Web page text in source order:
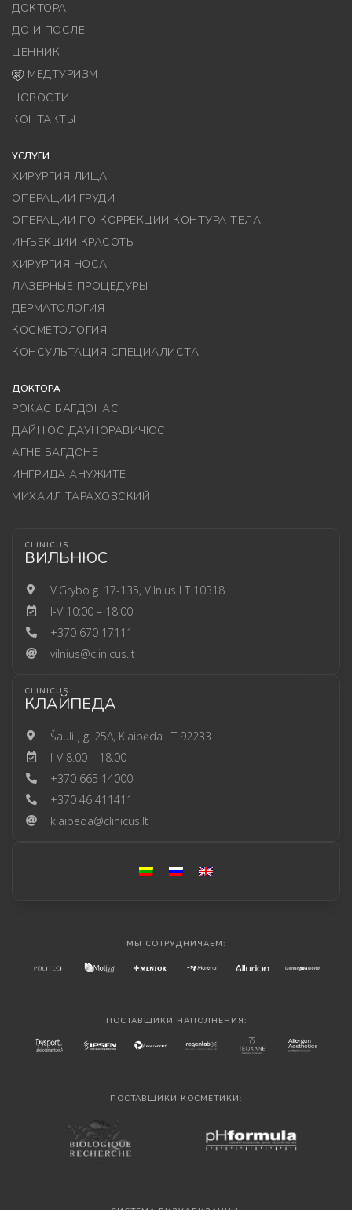
ДОКТОРА
ДО И ПОСЛЕ
ЦЕННИК
МЕДТУРИЗМ
НОВОСТИ
КОНТАКТЫ
УСЛУГИ
ХИРУРГИЯ ЛИЦА
ОПЕРАЦИИ ГРУДИ
ОПЕРАЦИИ ПО КОРРЕКЦИИ КОНТУРА ТЕЛА
ИНЪЕКЦИИ КРАСОТЫ
ХИРУРГИЯ НОСА
ЛАЗЕРНЫЕ ПРОЦЕДУРЫ
ДЕРМАТОЛОГИЯ
КОСМЕТОЛОГИЯ
КОНСУЛЬТАЦИЯ СПЕЦИАЛИСТА
ДОКТОРА
РОКАС БАГДОНАС
ДАЙНЮС ДАУНОРАВИЧЮС
АГНЕ БАГДОНЕ
ИНГРИДА АНУЖИТЕ
МИХАИЛ ТАРАХОВСКИЙ
CLINICUS
ВИЛЬНЮС
V.Grybo g. 17-135, Vilnius LT 10318
I-V 10:00 – 18:00
+370 670 17111
vilnius@clinicus.lt
CLINICUS
КЛАЙПЕДА
Šaulių g. 25A, Klaipėda LT 92233
I-V 8.00 – 18.00
+370 665 14000
+370 46 411411
klaipeda@clinicus.lt
МЫ СОТРУДНИЧАЕМ:
ПОСТАВЩИКИ НАПОЛНЕНИЯ:
ПОСТАВЩИКИ КОСМЕТИКИ: